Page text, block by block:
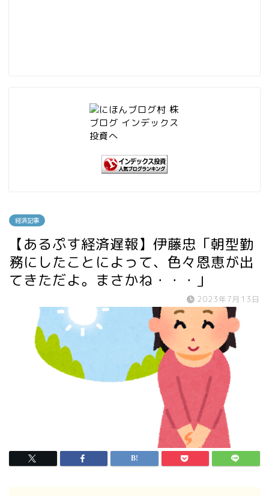
経済記事
【あるぷす経済遅報】伊藤忠「朝型勤
務にしたことによって、色々恩恵が出
てきただよ。まさかね・・・」
2023年7月13日